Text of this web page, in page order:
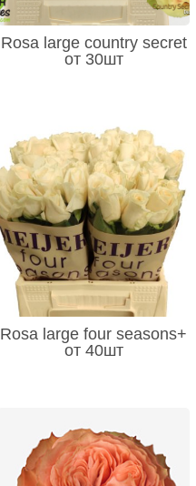
Rosa large country secret
от 30шт
Rosa large four seasons+
от 40шт